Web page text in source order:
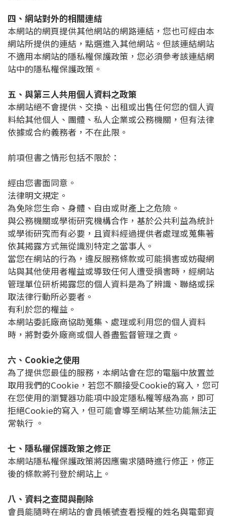
四、網站對外的相關連結
本網站的網頁提供其他網站的網路連結，您也可經由本
網站所提供的連結，點選進入其他網站。但該連結網站
不適用本網站的隱私權保護政策，您必須參考該連結網
站中的隱私權保護政策。
五、與第三人共用個人資料之政策
本網站絕不會提供、交換、出租或出售任何您的個人資
料給其他個人、團體、私人企業或公務機關，但有法律
依據或合約義務者，不在此限。
前項但書之情形包括不限於：
經由您書面同意。
法律明文規定。
為免除您生命、身體、自由或財產上之危險。
與公務機關或學術研究機構合作，基於公共利益為統計
或學術研究而有必要，且資料經過提供者處理或蒐集著
依其揭露方式無從識別特定之當事人。
當您在網站的行為，違反服務條款或可能損害或妨礙網
站與其他使用者權益或導致任何人遭受損害時，經網站
管理單位研析揭露您的個人資料是為了辨識、聯絡或採
取法律行動所必要者。
有利於您的權益。
本網站委託廠商協助蒐集、處理或利用您的個人資料
時，將對委外廠商或個人善盡監督管理之責。
六、Cookie之使用
為了提供您最佳的服務，本網站會在您的電腦中放置並
取用我們的Cookie，若您不願接受Cookie的寫入，您可
在您使用的瀏覽器功能項中設定隱私權等級為高，即可
拒絕Cookie的寫入，但可能會導至網站某些功能無法正
常執行 。
七、隱私權保護政策之修正
本網站隱私權保護政策將因應需求隨時進行修正，修正
後的條款將刊登於網站上。
八、資料之查閱與刪除
會員能隨時在網站的會員帳號查看授權的姓名與電郵資